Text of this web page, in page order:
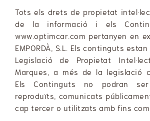
Tots els drets de propietat
de la informació i els
www.optimcar.com pertanyen en
EMPORDÀ, S.L. Els continguts
Legislació de Propietat
Marques, a més de la legislació
Els Continguts no podran
reproduïts, comunicats
cap tercer o utilitzats amb fins